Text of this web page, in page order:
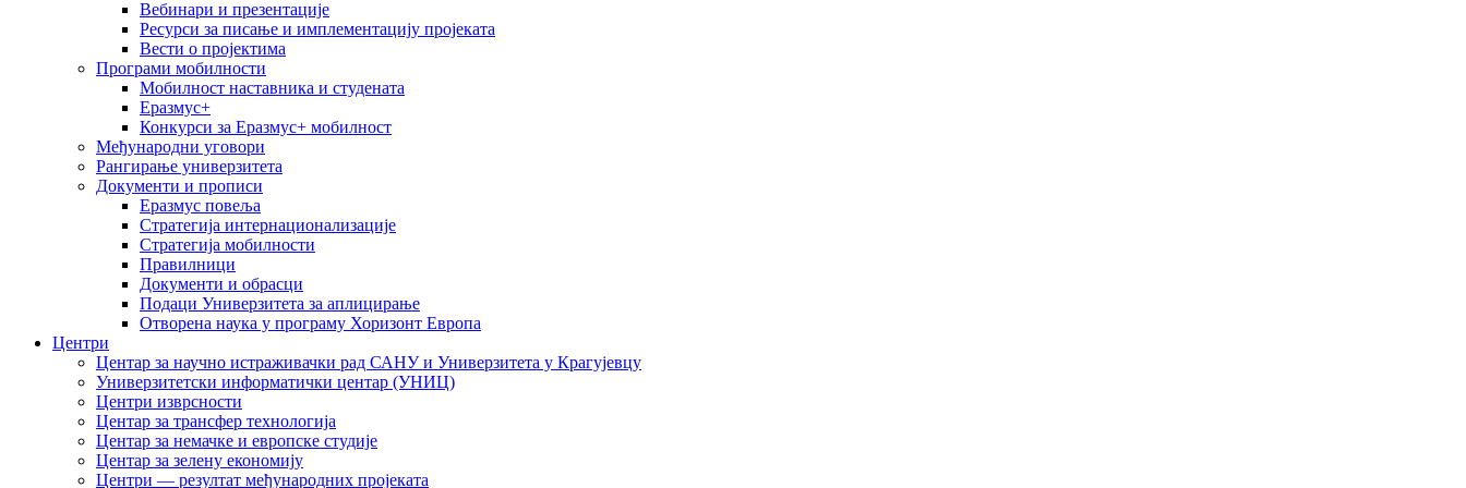
Вебинари и презентације
Ресурси за писање и имплементацију пројеката
Вести о пројектима
Програми мобилности
Мобилност наставника и студената
Еразмус+
Конкурси за Еразмус+ мобилност
Међународни уговори
Рангирање универзитета
Документи и прописи
Еразмус повеља
Стратегија интернационализације
Стратегија мобилности
Правилници
Документи и обрасци
Подаци Универзитета за аплицирање
Отворена наука у програму Хоризонт Европа
Центри
Центар за научно истраживачки рад САНУ и Универзитета у Крагујевцу
Универзитетски информатички центар (УНИЦ)
Центри изврсности
Центар за трансфер технологија
Центар за немачке и европске студије
Центар за зелену економију
Центри — резултат међународних пројеката